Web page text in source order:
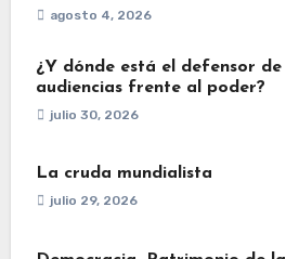
agosto 4, 2026
¿Y dónde está el defensor de
audiencias frente al poder?
julio 30, 2026
La cruda mundialista
julio 29, 2026